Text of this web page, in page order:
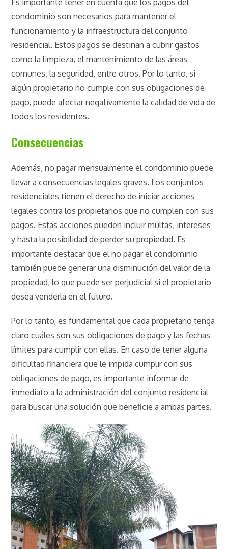
Es importante tener en cuenta que los pagos del
condominio son necesarios para mantener el
funcionamiento y la infraestructura del conjunto
residencial. Estos pagos se destinan a cubrir gastos
como la limpieza, el mantenimiento de las áreas
comunes, la seguridad, entre otros. Por lo tanto, si
algún propietario no cumple con sus obligaciones de
pago, puede afectar negativamente la calidad de vida de
todos los residentes.
Consecuencias
Además, no pagar mensualmente el condominio puede
llevar a consecuencias legales graves. Los conjuntos
residenciales tienen el derecho de iniciar acciones
legales contra los propietarios que no cumplen con sus
pagos. Estas acciones pueden incluir multas, intereses
y hasta la posibilidad de perder su propiedad. Es
importante destacar que el no pagar el condominio
también puede generar una disminución del valor de la
propiedad, lo que puede ser perjudicial si el propietario
desea venderla en el futuro.
Por lo tanto, es fundamental que cada propietario tenga
claro cuáles son sus obligaciones de pago y las fechas
límites para cumplir con ellas. En caso de tener alguna
dificultad financiera que le impida cumplir con sus
obligaciones de pago, es importante informar de
inmediato a la administración del conjunto residencial
para buscar una solución que beneficie a ambas partes.